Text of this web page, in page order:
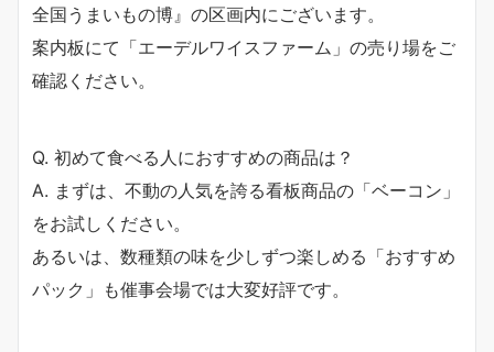
全国うまいもの博』の区画内にございます。
案内板にて「エーデルワイスファーム」の売り場をご
確認ください。
Q. 初めて食べる人におすすめの商品は？
A. まずは、不動の人気を誇る看板商品の「ベーコン」
をお試しください。
あるいは、数種類の味を少しずつ楽しめる「おすすめ
パック」も催事会場では大変好評です。